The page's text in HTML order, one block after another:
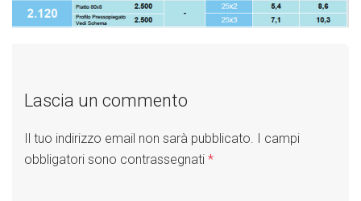
Lascia un commento
Il tuo indirizzo email non sarà pubblicato. I campi
obbligatori sono contrassegnati *